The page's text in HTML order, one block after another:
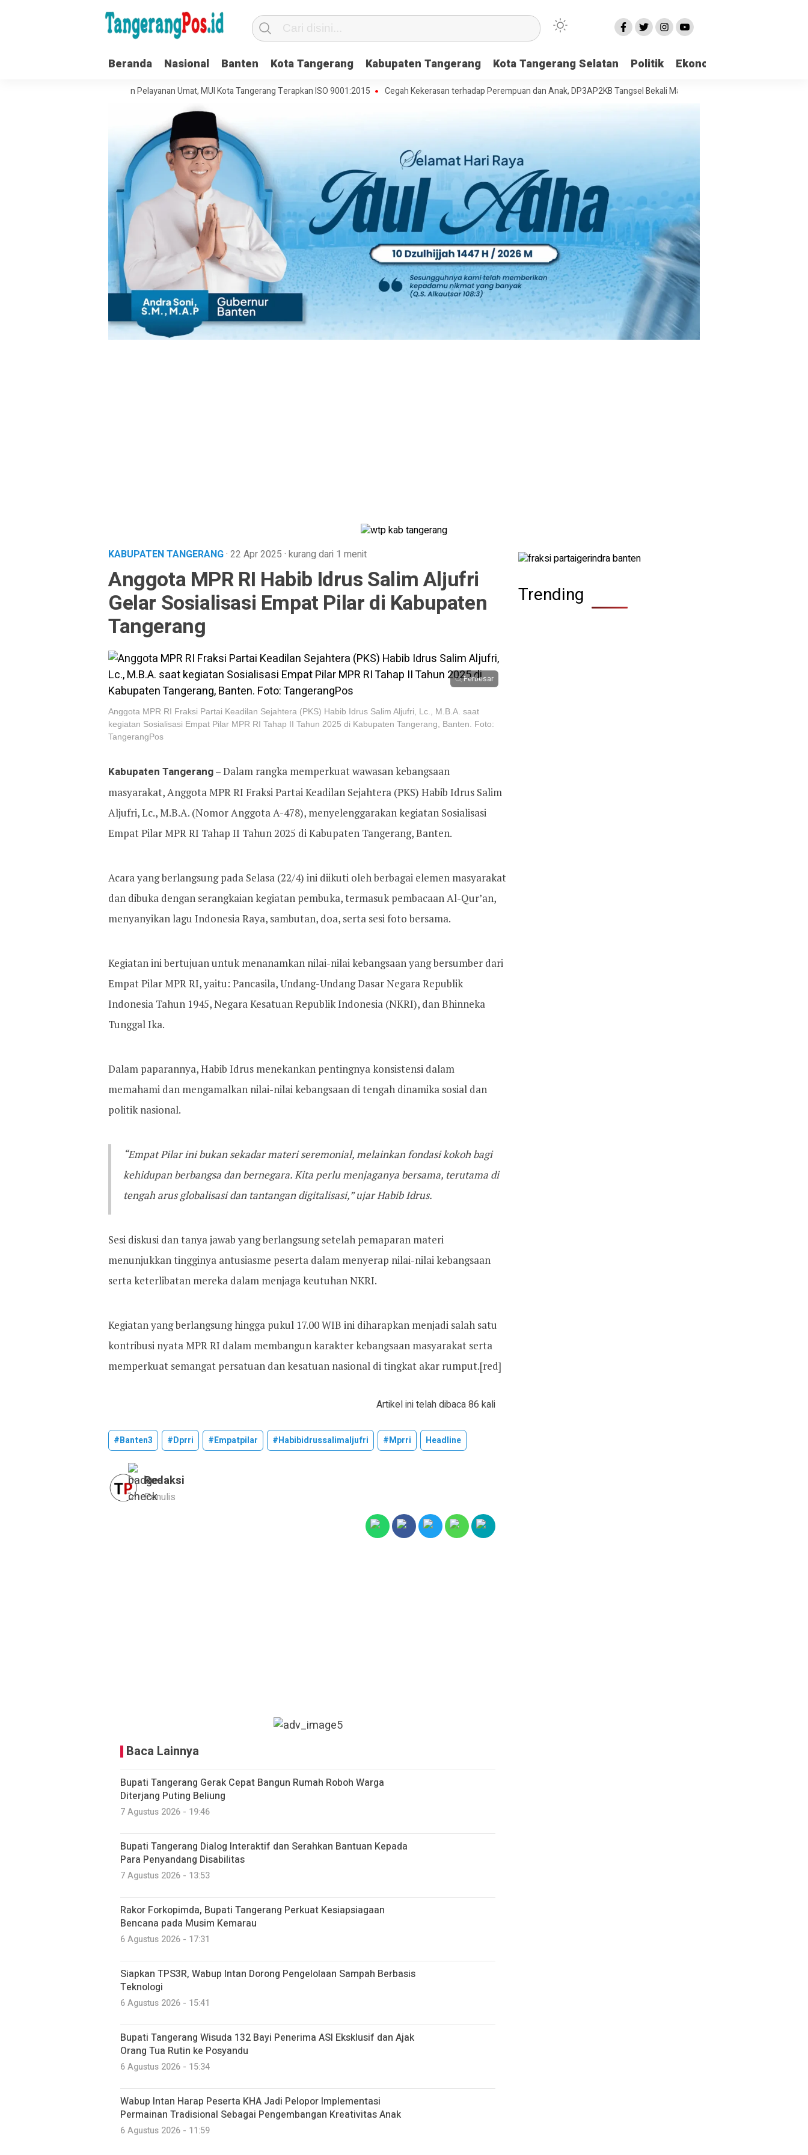
Beranda Nasional Banten Kota Tangerang Kabupaten Tangerang Kota Tangerang Selatan Politik Ekonomi
Tata Kelola Organisasi dan Pelayanan Umat, MUI Kota Tangerang Terapkan ISO 9001:2015 Cegah Kekerasan terhadap Perempuan dan Anak, DP3AP2KB Tangsel Bekali Masyarakat Manajemen Stres dan Dukungan
KABUPATEN TANGERANG· 22 Apr 2025 · kurang dari 1 menit
Anggota MPR RI Habib Idrus Salim Aljufri
Gelar Sosialisasi Empat Pilar di Kabupaten
Tangerang
Perbesar
Anggota MPR RI Fraksi Partai Keadilan Sejahtera (PKS) Habib Idrus Salim Aljufri, Lc., M.B.A. saat
kegiatan Sosialisasi Empat Pilar MPR RI Tahap II Tahun 2025 di Kabupaten Tangerang, Banten. Foto:
TangerangPos
Kabupaten Tangerang– Dalam rangka memperkuat wawasan kebangsaan
masyarakat, Anggota MPR RI Fraksi Partai Keadilan Sejahtera (PKS) Habib Idrus Salim
Aljufri, Lc., M.B.A. (Nomor Anggota A-478), menyelenggarakan kegiatan Sosialisasi
Empat Pilar MPR RI Tahap II Tahun 2025 di Kabupaten Tangerang, Banten.
Acara yang berlangsung pada Selasa (22/4) ini diikuti oleh berbagai elemen masyarakat
dan dibuka dengan serangkaian kegiatan pembuka, termasuk pembacaan Al-Qur’an,
menyanyikan lagu Indonesia Raya, sambutan, doa, serta sesi foto bersama.
Kegiatan ini bertujuan untuk menanamkan nilai-nilai kebangsaan yang bersumber dari
Empat Pilar MPR RI, yaitu: Pancasila, Undang-Undang Dasar Negara Republik
Indonesia Tahun 1945, Negara Kesatuan Republik Indonesia (NKRI), dan Bhinneka
Tunggal Ika.
Dalam paparannya, Habib Idrus menekankan pentingnya konsistensi dalam
memahami dan mengamalkan nilai-nilai kebangsaan di tengah dinamika sosial dan
politik nasional.
“Empat Pilar ini bukan sekadar materi seremonial, melainkan fondasi kokoh bagi
kehidupan berbangsa dan bernegara. Kita perlu menjaganya bersama, terutama di
tengah arus globalisasi dan tantangan digitalisasi,” ujar Habib Idrus.
Sesi diskusi dan tanya jawab yang berlangsung setelah pemaparan materi
menunjukkan tingginya antusiasme peserta dalam menyerap nilai-nilai kebangsaan
serta keterlibatan mereka dalam menjaga keutuhan NKRI.
Kegiatan yang berlangsung hingga pukul 17.00 WIB ini diharapkan menjadi salah satu
kontribusi nyata MPR RI dalam membangun karakter kebangsaan masyarakat serta
memperkuat semangat persatuan dan kesatuan nasional di tingkat akar rumput.[red]
Artikel ini telah dibaca 86 kali
#banten3 #dprri #empatpilar #habibidrussalimaljufri #mprri Headline
Redaksi
Penulis
Baca Lainnya
Bupati Tangerang Gerak Cepat Bangun Rumah Roboh Warga
Diterjang Puting Beliung
7 Agustus 2026 - 19:46
Bupati Tangerang Dialog Interaktif dan Serahkan Bantuan Kepada
Para Penyandang Disabilitas
7 Agustus 2026 - 13:53
Rakor Forkopimda, Bupati Tangerang Perkuat Kesiapsiagaan
Bencana pada Musim Kemarau
6 Agustus 2026 - 17:31
Siapkan TPS3R, Wabup Intan Dorong Pengelolaan Sampah Berbasis
Teknologi
6 Agustus 2026 - 15:41
Bupati Tangerang Wisuda 132 Bayi Penerima ASI Eksklusif dan Ajak
Orang Tua Rutin ke Posyandu
6 Agustus 2026 - 15:34
Wabup Intan Harap Peserta KHA Jadi Pelopor Implementasi
Permainan Tradisional Sebagai Pengembangan Kreativitas Anak
6 Agustus 2026 - 11:59
Trending